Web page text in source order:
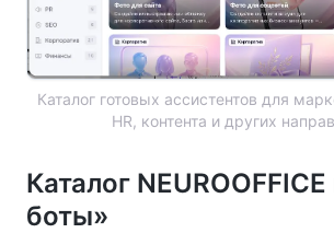
Каталог готовых ассистентов для
HR, контента и других
Каталог
боты»